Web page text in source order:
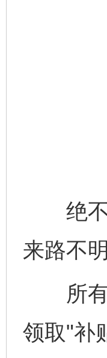
绝不
来路不
所有
领取"补
完善运行机制助